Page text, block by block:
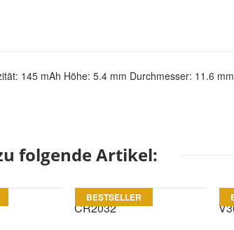
145 mAh Höhe: 5.4 mm Durchmesser: 11.6
folgende Artikel:
BESTSELLER
CR2032